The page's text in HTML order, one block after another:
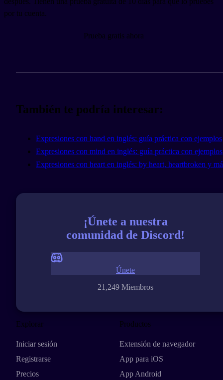
por tu cuenta.
Prueba gratis ahora
También te podría interesar:
Expresiones con hand en inglés: guía práctica con ejemplos
Expresiones con mind en inglés: guía práctica con ejemplos
Expresiones con heart en inglés: by heart, heartbroken y
¡Únete a nuestra
comunidad de Discord!
21,249 Miembros
Únete
Explorar
Iniciar sesión
Registrarse
Precios
Productos
Extensión de navegador
App para iOS
App Android